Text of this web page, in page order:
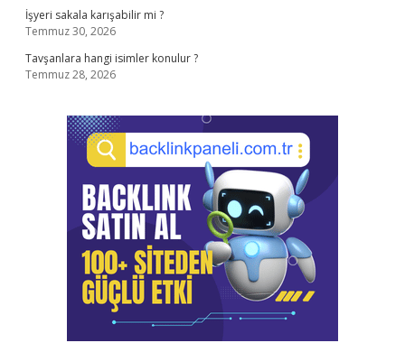
İşyeri sakala karışabilir mi ?
Temmuz 30, 2026
Tavşanlara hangi isimler konulur ?
Temmuz 28, 2026